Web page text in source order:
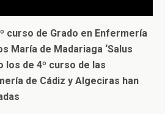
curso de Grado en Enfermería
María de Madariaga ‘Salus
los de 4º curso de las
de Cádiz y Algeciras han